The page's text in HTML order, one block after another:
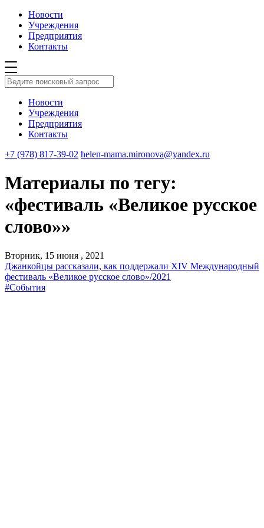
Новости
Учреждения
Предприятия
Контакты
Новости
Учреждения
Предприятия
Контакты
+7 (978) 817-39-02 helen-mama.mironova@yandex.ru
Материалы по тегу:
«фестиваль «Великое русское
слово»»
Вторник, 15 июня , 2021
Джанкойцы рассказали, как поддержали XIV Международный
фестиваль «Великое русское слово»/2021
#События